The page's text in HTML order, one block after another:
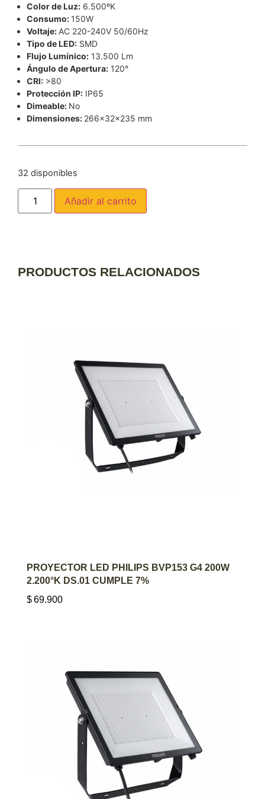
Color de Luz: 6.500ºK
Consumo: 150W
Voltaje: AC 220-240V 50/60Hz
Tipo de LED: SMD
Flujo Lumínico: 13.500 Lm
Ángulo de Apertura: 120°
CRI: >80
Protección IP: IP65
Dimeable: No
Dimensiones: 266x32x235 mm
32 disponibles
Añadir al carrito
PRODUCTOS RELACIONADOS
AGREGAR AL CARRITO
PROYECTOR LED PHILIPS BVP153 G4 200W
2.200°K DS.01 CUMPLE 7%
$69.900